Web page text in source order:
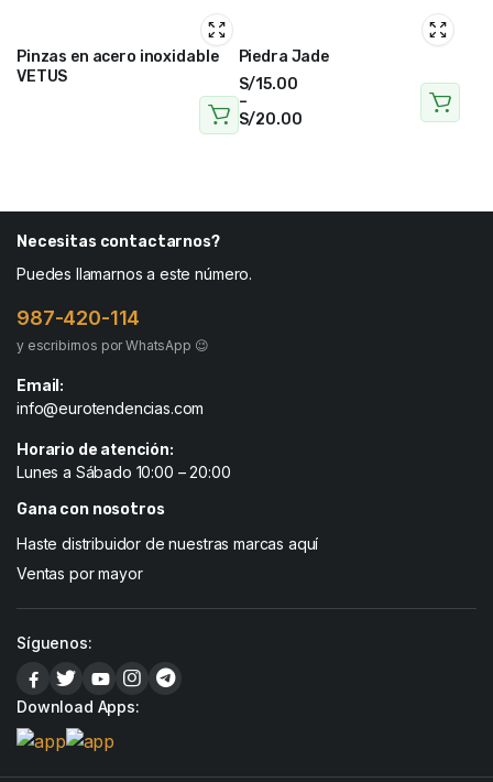
Pinzas en acero inoxidable
VETUS
Piedra Jade
S/15.00
–
S/20.00
Necesitas contactarnos?
Puedes llamarnos a este número.
987-420-114
y escribirnos por WhatsApp 😉
Email:
info@eurotendencias.com
Horario de atención:
Lunes a Sábado 10:00 – 20:00
Gana con nosotros
Haste distribuidor de nuestras marcas aquí
Ventas por mayor
Síguenos:
Download Apps: